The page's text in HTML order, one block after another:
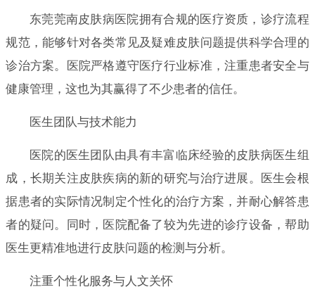
东莞莞南皮肤病医院拥有合规的医疗资质，诊疗流程
规范，能够针对各类常见及疑难皮肤问题提供科学合理的
诊治方案。医院严格遵守医疗行业标准，注重患者安全与
健康管理，这也为其赢得了不少患者的信任。
医生团队与技术能力
医院的医生团队由具有丰富临床经验的皮肤病医生组
成，长期关注皮肤疾病的新的研究与治疗进展。医生会根
据患者的实际情况制定个性化的治疗方案，并耐心解答患
者的疑问。同时，医院配备了较为先进的诊疗设备，帮助
医生更精准地进行皮肤问题的检测与分析。
注重个性化服务与人文关怀